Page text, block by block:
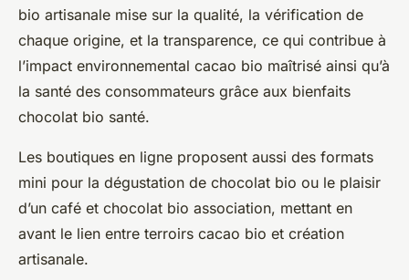
bio artisanale mise sur la qualité, la vérification de
chaque origine, et la transparence, ce qui contribue à
l’impact environnemental cacao bio maîtrisé ainsi qu’à
la santé des consommateurs grâce aux bienfaits
chocolat bio santé.
Les boutiques en ligne proposent aussi des formats
mini pour la dégustation de chocolat bio ou le plaisir
d’un café et chocolat bio association, mettant en
avant le lien entre terroirs cacao bio et création
artisanale.